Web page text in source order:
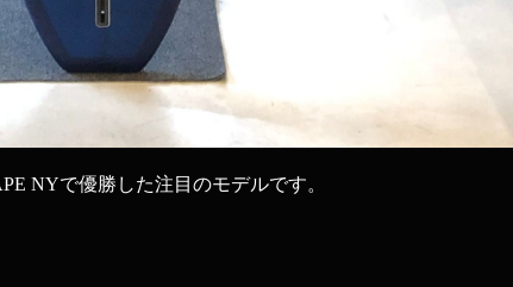
NYで優勝した注目のモデルです。